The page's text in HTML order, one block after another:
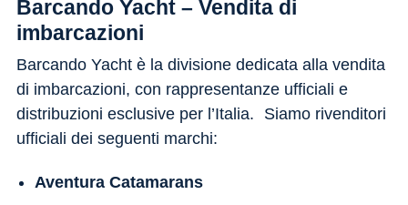
Barcando Yacht – Vendita di
imbarcazioni
Barcando Yacht è la divisione dedicata alla vendita
di imbarcazioni, con rappresentanze ufficiali e
distribuzioni esclusive per l’Italia. Siamo rivenditori
ufficiali dei seguenti marchi:
Aventura Catamarans